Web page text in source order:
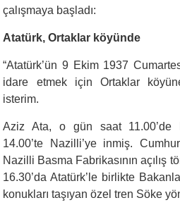
çalışmaya başladı:
Atatürk, Ortaklar köyünde
“Atatürk’ün 9 Ekim 1937
idare etmek için Ortaklar
isterim.
Aziz Ata, o gün saat 11.00’de
14.00’te Nazilli’ye inmiş.
Nazilli Basma Fabrikasının açılış
16.30’da Atatürk’le birlikte
konukları taşıyan özel tren Söke